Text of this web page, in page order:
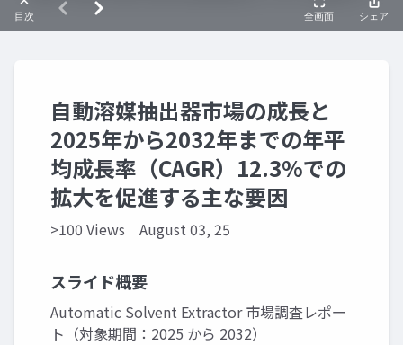
自動溶媒抽出器市場の成長と
2025年から2032年までの年平
均成長率（CAGR）12.3%での
拡大を促進する主な要因
>100 Views August 03, 25
スライド概要
Automatic Solvent Extractor 市場調査レポー
ト（対象期間：2025 から 2032）